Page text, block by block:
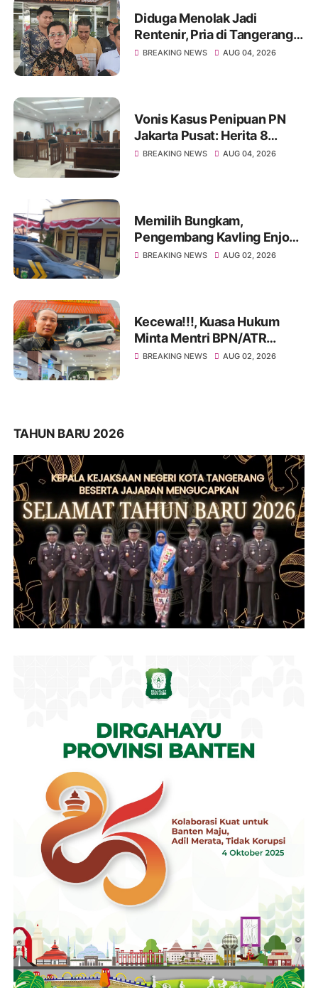
Diduga Menolak Jadi
Rentenir, Pria di Tangerang
Diduga Jadi Korban
BREAKING NEWS AUG 04, 2026
Vonis Kasus Penipuan PN
Jakarta Pusat: Herita 8
Bulan, Achmad Yulian 2
BREAKING NEWS AUG 04, 2026
Memilih Bungkam,
Pengembang Kavling Enjong
Residence Dilaporkan
BREAKING NEWS AUG 02, 2026
Kecewa!!!, Kuasa Hukum
Minta Mentri BPN/ATR
Evaluasi Kinerja Kantor
BREAKING NEWS AUG 02, 2026
TAHUN BARU 2026